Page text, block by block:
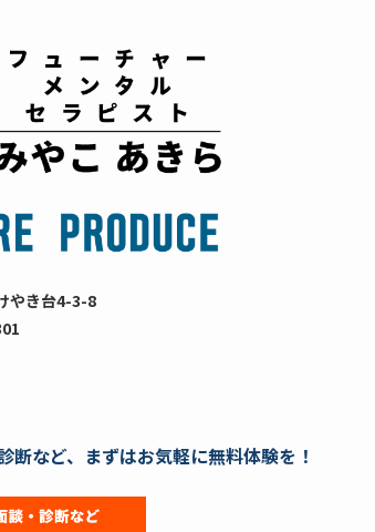
やき台4-3-8
など、まずはお気軽に無料体験を！